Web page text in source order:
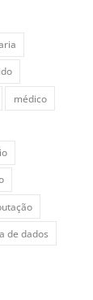
médico
de dados